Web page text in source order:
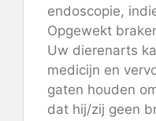
endoscopie,
Opgewekt
Uw dierenarts
medicijn en
gaten houden
dat hij/zij geen